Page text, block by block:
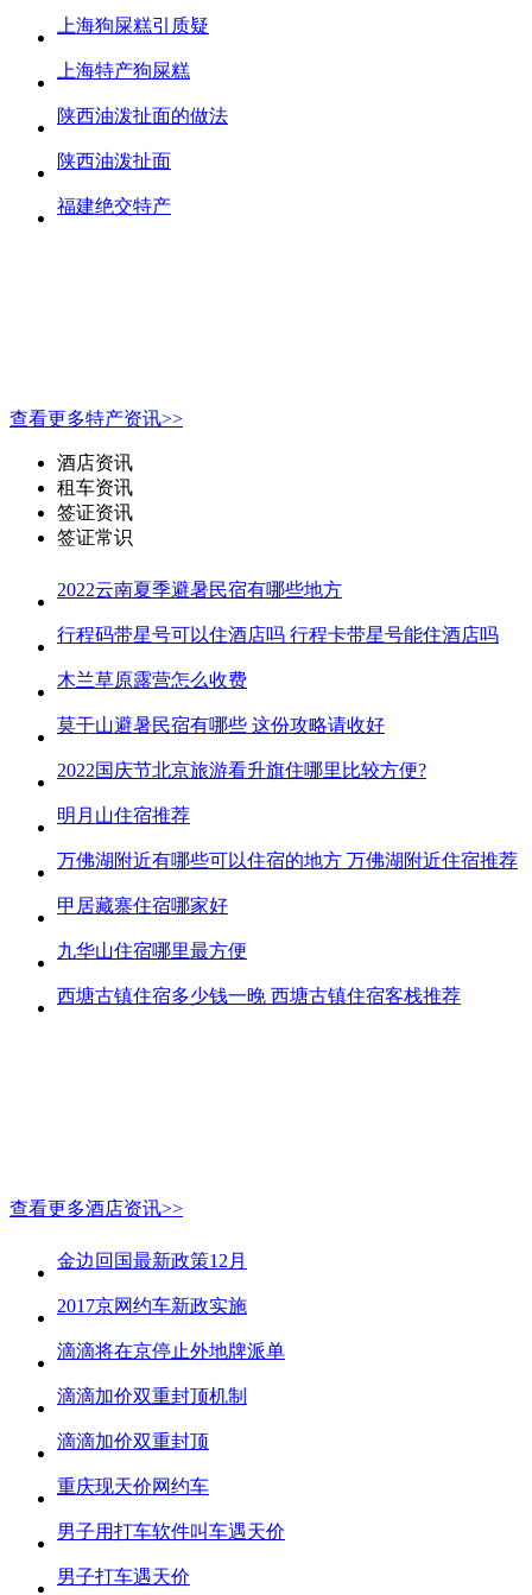
上海狗屎糕引质疑
上海特产狗屎糕
陕西油泼扯面的做法
陕西油泼扯面
福建绝交特产
查看更多特产资讯>>
酒店资讯
租车资讯
签证资讯
签证常识
2022云南夏季避暑民宿有哪些地方
行程码带星号可以住酒店吗 行程卡带星号能住酒店吗
木兰草原露营怎么收费
莫干山避暑民宿有哪些 这份攻略请收好
2022国庆节北京旅游看升旗住哪里比较方便?
明月山住宿推荐
万佛湖附近有哪些可以住宿的地方 万佛湖附近住宿推荐
甲居藏寨住宿哪家好
九华山住宿哪里最方便
西塘古镇住宿多少钱一晚 西塘古镇住宿客栈推荐
查看更多酒店资讯>>
金边回国最新政策12月
2017京网约车新政实施
滴滴将在京停止外地牌派单
滴滴加价双重封顶机制
滴滴加价双重封顶
重庆现天价网约车
男子用打车软件叫车遇天价
男子打车遇天价